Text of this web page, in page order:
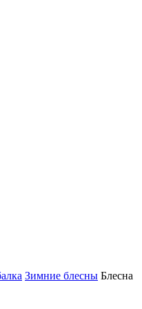
Зимние блесны Блесна